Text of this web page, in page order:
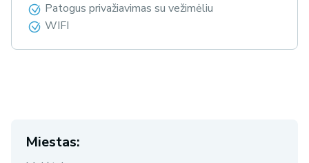
Patogus privažiavimas su vežimėliu
WIFI
Miestas: